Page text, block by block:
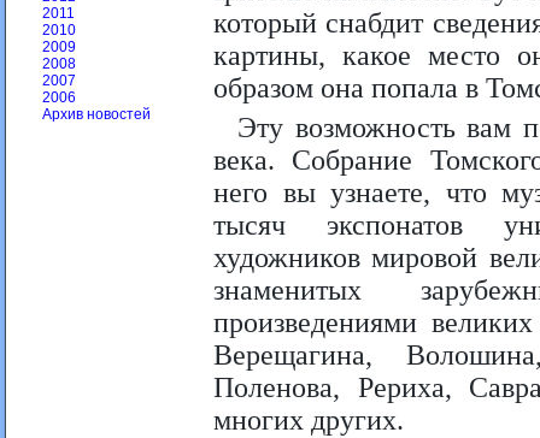
2011
2010
2009
2008
2007
2006
Архив новостей
который снабдит
картины, какое место
образом она попала в
Эту возможность вам
века. Собрание
него вы узнаете, что
тысяч экспонатов
художников мировой
знаменитых
произведениями
Верещагина,
Поленова, Рериха,
многих других.